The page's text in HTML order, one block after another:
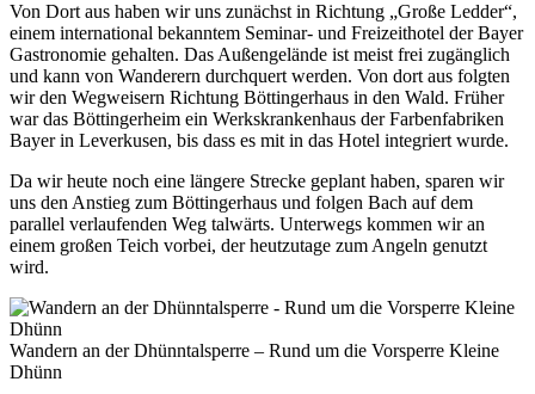
Von Dort aus haben wir uns zunächst in Richtung „Große Ledder“,
einem international bekanntem Seminar- und Freizeithotel der Bayer
Gastronomie gehalten. Das Außengelände ist meist frei zugänglich
und kann von Wanderern durchquert werden. Von dort aus folgten
wir den Wegweisern Richtung Böttingerhaus in den Wald. Früher
war das Böttingerheim ein Werkskrankenhaus der Farbenfabriken
Bayer in Leverkusen, bis dass es mit in das Hotel integriert wurde.
Da wir heute noch eine längere Strecke geplant haben, sparen wir
uns den Anstieg zum Böttingerhaus und folgen Bach auf dem
parallel verlaufenden Weg talwärts. Unterwegs kommen wir an
einem großen Teich vorbei, der heutzutage zum Angeln genutzt
wird.
Wandern an der Dhünntalsperre – Rund um die Vorsperre Kleine
Dhünn